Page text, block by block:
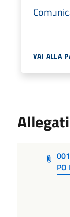
VAI ALLA
Allegati